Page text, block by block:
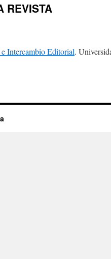
REVISTA
Intercambio Editorial.